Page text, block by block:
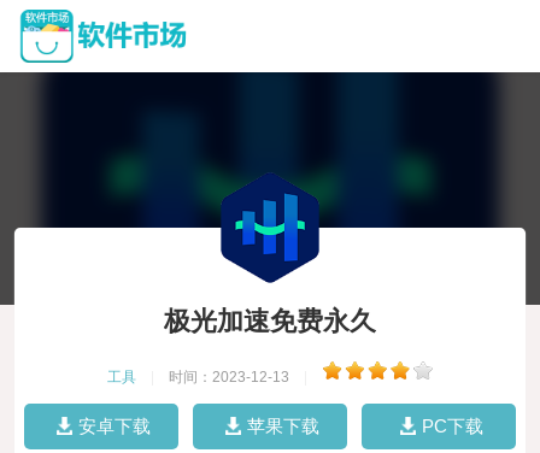
极光加速免费永久
工具 时间：2023-12-13
安卓下载 苹果下载 PC下载